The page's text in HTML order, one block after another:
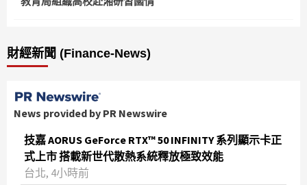
財經新聞 (Finance-News)
News provided by PR Newswire
技嘉 AORUS GeForce RTX™ 50 INFINITY 系列顯示卡正
式上市 搭載新世代散熱系統釋放極致效能
台北, 4小時前